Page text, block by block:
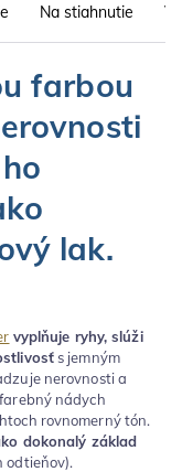
Na stiahnutie
farbou
lak.
vyplňuje ryhy, slúži
s jemným
nerovnosti a
nádych
rovnomerný tón.
dokonalý základ
odtieňov).